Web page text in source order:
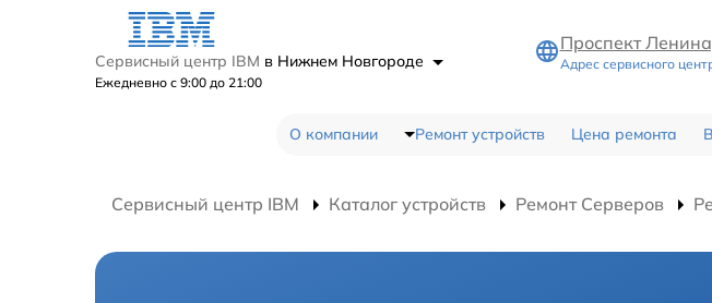
Сервисный центр IBM в Нижнем Новгороде
Ежедневно с 9:00 до 21:00
Проспект
Адрес сервисного
О компании Ремонт устройств Цена ремонта
Сервисный центр IBM Каталог устройств Ремонт Серверов